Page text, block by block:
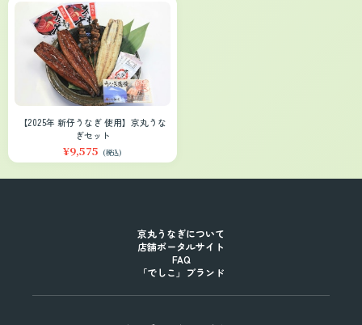
【2025年 新仔うなぎ 使用】京丸うな
ぎセット
¥9,575 (税込)
京丸うなぎについて
店舗ポータルサイト
FAQ
「でしこ」ブランド